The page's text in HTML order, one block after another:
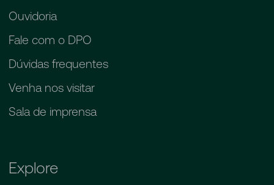
Ouvidoria
Fale com o DPO
Dúvidas frequentes
Venha nos visitar
Sala de imprensa
Explore